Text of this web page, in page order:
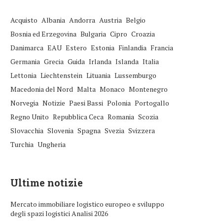
Acquisto Albania Andorra Austria Belgio
Bosnia ed Erzegovina Bulgaria Cipro Croazia
Danimarca EAU Estero Estonia Finlandia Francia
Germania Grecia Guida Irlanda Islanda Italia
Lettonia Liechtenstein Lituania Lussemburgo
Macedonia del Nord Malta Monaco Montenegro
Norvegia Notizie Paesi Bassi Polonia Portogallo
Regno Unito Repubblica Ceca Romania Scozia
Slovacchia Slovenia Spagna Svezia Svizzera
Turchia Ungheria
Ultime notizie
Mercato immobiliare logistico europeo e sviluppo
degli spazi logistici Analisi 2026